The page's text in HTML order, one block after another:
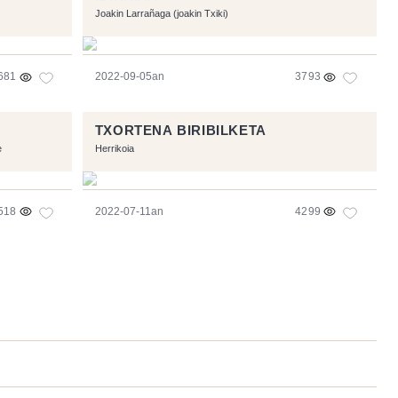
Joakin Larrañaga (joakin Txiki)
2022-09-05an 3793
TXORTENA BIRIBILKETA
Herrikoia
2022-07-11an 4299